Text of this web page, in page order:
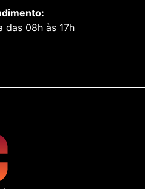
das 08h às 17h